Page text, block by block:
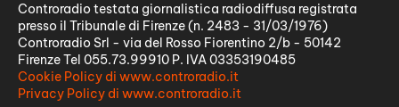
Controradio testata giornalistica radiodiffusa registrata
presso il Tribunale di Firenze (n. 2483 - 31/03/1976)
Controradio Srl - via del Rosso Fiorentino 2/b - 50142
Firenze Tel 055.73.99910 P. IVA 03353190485
Cookie Policy di www.controradio.it
Privacy Policy di www.controradio.it